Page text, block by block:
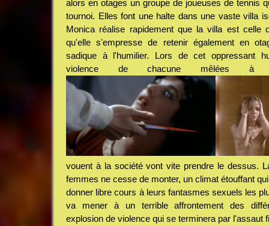
alors en otages un groupe de joueuses de tennis
tournoi. Elles font une halte dans une vaste villa
Monica réalise rapidement que la villa est celle
qu'elle s'empresse de retenir également en
sadique à l'humilier. Lors de cet oppressant
violence de chacune mêlées à
vouent à la société vont vite prendre le dessus.
femmes ne cesse de monter, un climat étouffant
donner libre cours à leurs fantasmes sexuels les
va mener à un terrible affrontement des
explosion de violence qui se terminera par l'assaut